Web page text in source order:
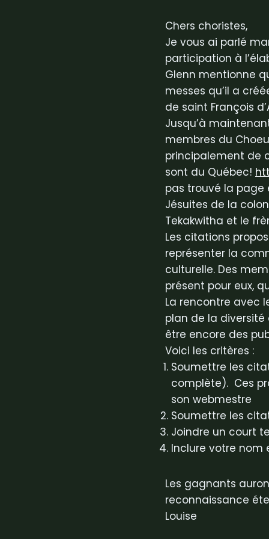
Chers choristes,
Je vous ai parlé
participation à
Glenn mentionne
messes qu’il a
de saint François
Jusqu’à
membres du
principalement de
sont du Québec!
pas trouvé la page
Jésuites de la
Tekakwitha et le
Les citations
représenter la
culturelle. Des
présent pour eux,
La rencontre avec
plan de la
être encore des
Voici les critères :
Soumettre les
complète). Ces
son webmestre
Soumettre les
Joindre un court
Inclure votre nom
Les gagnants
reconnaissance
Louise